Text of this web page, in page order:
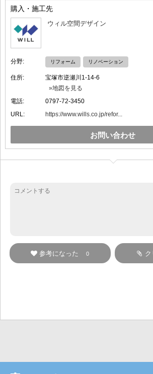
購入・施工先
ウィル空間デザイン
分野: リフォーム リノベーション
住所:
宝塚市逆瀬川1-14-6
»地図を見る
電話:
0797-72-3450
URL:
https://www.wills.co.jp/refor...
お問い合わせ
ク
参考になった 0